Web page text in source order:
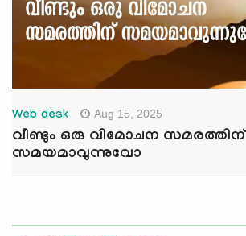
Web desk Aug 15, 2025
വീണ്ടും ഒരു വിമോചന സമരത്തിന്
സമയമാവുന്നുവോ